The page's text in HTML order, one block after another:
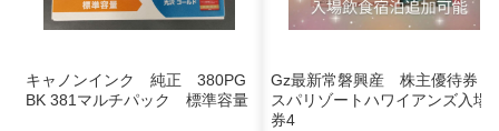
キャノンインク 純正 380PG
BK 381マルチパック 標準容量
Gz最新常磐興産 株主優待券
スパリゾートハワイアンズ入場
券4